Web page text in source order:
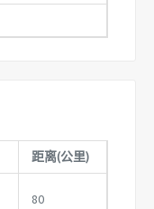
距离(公里)
80